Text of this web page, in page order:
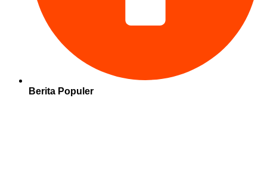
Berita Populer